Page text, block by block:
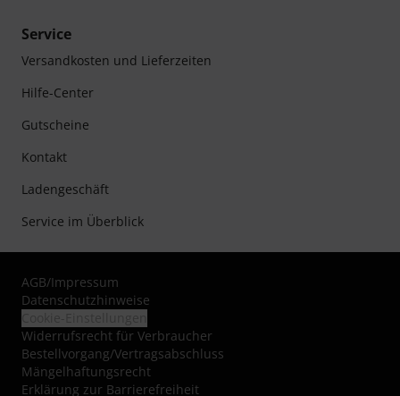
Service
Versandkosten und Lieferzeiten
Hilfe-Center
Gutscheine
Kontakt
Ladengeschäft
Service im Überblick
AGB/Impressum
Datenschutzhinweise
Widerrufsrecht für Verbraucher
Bestellvorgang/Vertragsabschluss
Mängelhaftungsrecht
Erklärung zur Barrierefreiheit